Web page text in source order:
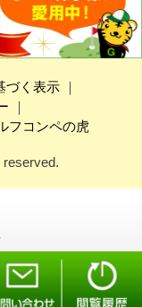
づく表示｜
｜
フコンペの虎